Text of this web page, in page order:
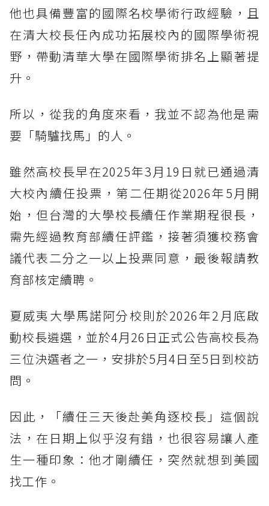
他也具備豐富的國際名校學術行政經驗，且
在清大校長任內成功拓展校內的國際學術視
野，帶動清華大學在國際學術排名上顯著提
升。
所以，從我的角度來看，我並不認為他是需
要「騎驢找馬」的人。
雖然高校長早在2025年3月19日就已通過清
大校內續任投票，第二任期從2026年5月開
始，但台灣的大學校長續任作業期程很長，
需先經過教育部續任評鑑，接著須獲校務會
議代表二分之一以上投票同意，最後報請教
育部核定續聘。
夏威夷大學馬諾阿分校則於2026年2月底啟
動校長遴選，並於4月26日正式公告高校長為
三位決選者之一，安排於5月4日至5日到校訪
問。
因此，「續任三天後赴美角逐校長」這個說
法，在日期上似乎沒有錯，也很容易讓人產
生一種印象：他才剛續任，突然就想到美國
找工作。